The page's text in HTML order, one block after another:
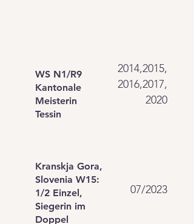
WS N1/R9
Kantonale
Meisterin
Tessin
2014,2015,
2016,2017,
2020
Kranskja Gora,
Slovenia W15:
1/2 Einzel,
Siegerin im
Doppel
07/2023